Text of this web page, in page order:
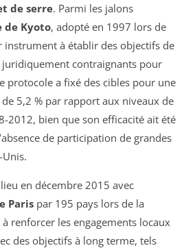
de serre. Parmi les jalons
de Kyoto, adopté en 1997 lors de
instrument à établir des objectifs de
contraignants pour
protocole a fixé des cibles pour une
5,2 % par rapport aux niveaux de
2012, bien que son efficacité ait été
de participation de grandes
en décembre 2015 avec
Paris par 195 pays lors de la
renforcer les engagements locaux
des objectifs à long terme, tels